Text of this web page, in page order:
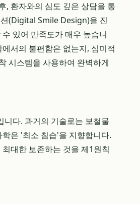
, 환자와의 심도 깊은 상담을 통
(Digital Smile Design)을 진
있어 만족도가 매우 높습니
서의 불편함은 없는지, 심미적
시스템을 사용하여 완벽하게
다. 과거의 기술로는 보철물
은 '최소 침습'을 지향합니다.
대한 보존하는 것을 제1원칙